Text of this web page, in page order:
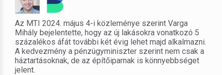
Az MTI 2024. május 4-i közleménye szerint Varga
Mihály bejelentette, hogy az új lakásokra vonatkozó 5
százalékos áfát további két évig lehet majd alkalmazni.
A kedvezmény a pénzügyminiszter szerint nem csak a
háztartásoknak, de az építőiparnak is könnyebbséget
jelent.